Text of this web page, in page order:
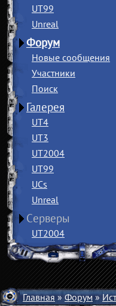
UT99
Unreal
Форум
Новые сообщения
Участники
Поиск
Галерея
UT4
UT3
UT2004
UT99
UCs
Unreal
Серверы
UT2004
Главная»Форум»